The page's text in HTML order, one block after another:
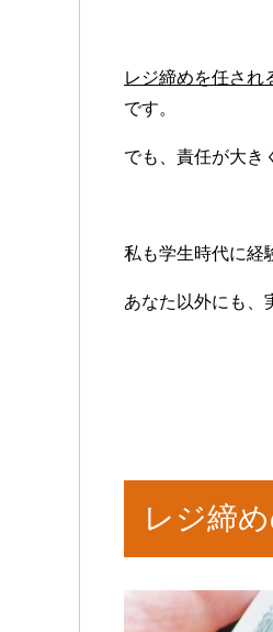
レジ締めを任され
です。
でも、責任が大き
私も学生時代に経
あなた以外にも、
レジ締